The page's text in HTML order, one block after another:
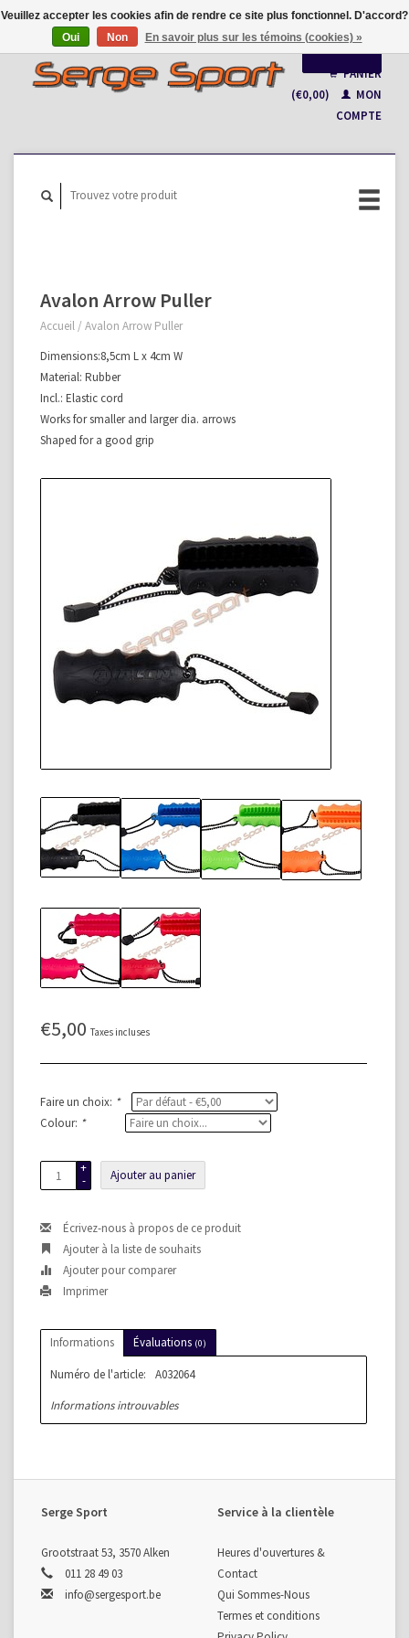
Français
Nederlands
PANIER
(€0,00)
MON
COMPTE
Avalon Arrow Puller
Accueil / Avalon Arrow Puller
Dimensions:8,5cm L x 4cm W
Material: Rubber
Incl.: Elastic cord
Works for smaller and larger dia. arrows
Shaped for a good grip
€5,00 Taxes incluses
Faire un choix: *
Colour: *
+
-
Ajouter au panier
Écrivez-nous à propos de ce produit
Ajouter à la liste de souhaits
Ajouter pour comparer
Imprimer
Informations Évaluations (0)
Numéro de l'article:
A032064
Informations introuvables
Serge Sport
Grootstraat 53, 3570 Alken
011 28 49 03
info@sergesport.be
Service à la clientèle
Heures d'ouvertures &
Contact
Qui Sommes-Nous
Termes et conditions
Veuillez accepter les cookies afin de rendre ce site plus fonctionnel. D'accord?
Oui
Non En savoir plus sur les témoins (cookies) »